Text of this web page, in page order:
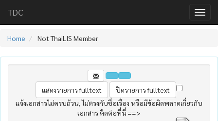
TDC
Home Not ThaiLIS Member
แจ้งเอกสารไม่ครบถ้วน, ไม่ตรงกับชื่อเรื่อง หรือมีข้อผิดพลาดเกี่ยวกับ
เอกสาร ติดต่อที่นี่ ==>